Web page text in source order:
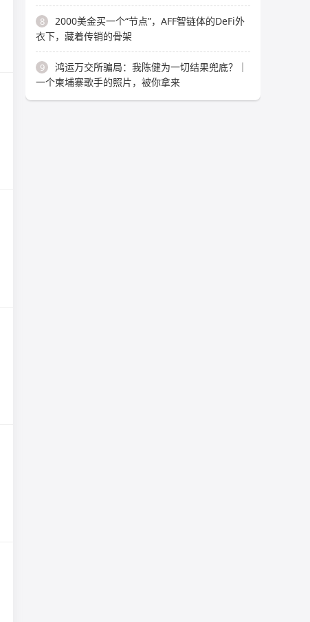
8
2000美金买一个“节点”，AFF智链体的DeFi外
衣下，藏着传销的骨架
9
鸿运万交所骗局：我陈健为一切结果兜底？｜
一个柬埔寨歌手的照片，被你拿来